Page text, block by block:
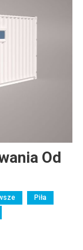
Od
Piła